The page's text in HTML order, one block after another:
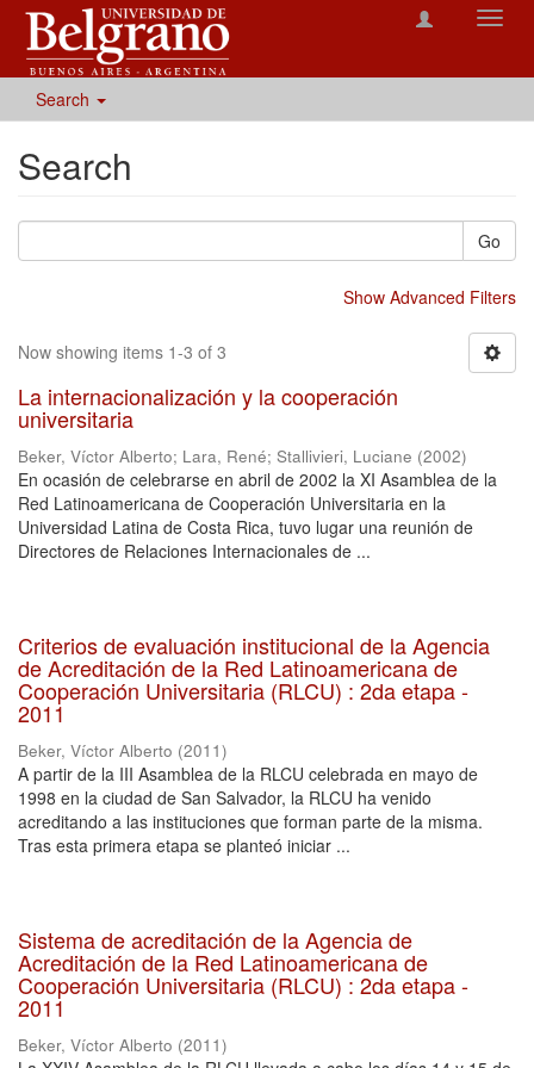
Search
Search
Go
Show Advanced Filters
Now showing items 1-3 of 3
La internacionalización y la cooperación
universitaria
Beker, Víctor Alberto; Lara, René; Stallivieri, Luciane (2002)
En ocasión de celebrarse en abril de 2002 la XI Asamblea de la
Red Latinoamericana de Cooperación Universitaria en la
Universidad Latina de Costa Rica, tuvo lugar una reunión de
Directores de Relaciones Internacionales de ...
Criterios de evaluación institucional de la Agencia
de Acreditación de la Red Latinoamericana de
Cooperación Universitaria (RLCU) : 2da etapa -
2011
Beker, Víctor Alberto (2011)
A partir de la III Asamblea de la RLCU celebrada en mayo de
1998 en la ciudad de San Salvador, la RLCU ha venido
acreditando a las instituciones que forman parte de la misma.
Tras esta primera etapa se planteó iniciar ...
Sistema de acreditación de la Agencia de
Acreditación de la Red Latinoamericana de
Cooperación Universitaria (RLCU) : 2da etapa -
2011
Beker, Víctor Alberto (2011)